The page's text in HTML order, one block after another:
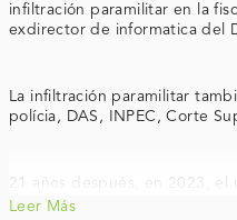
infiltración paramilitar en la
exdirector de informatica del
La infiltración paramilitar
polícia, DAS, INPEC, Corte
21 años después, en 2023, el
instituciones del Estado es
Leer Más